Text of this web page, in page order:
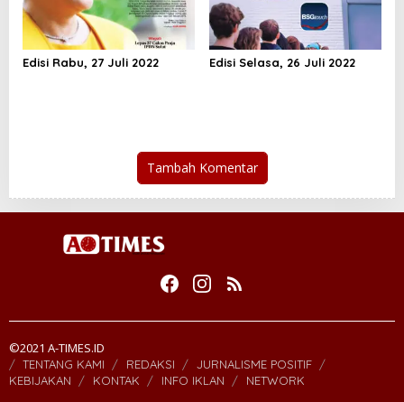
Edisi Rabu, 27 Juli 2022 Edisi Selasa, 26 Juli 2022
Tambah Komentar
©2021 A-TIMES.ID
TENTANG KAMI REDAKSI
JURNALISME POSITIF
KEBIJAKAN
KONTAK INFO IKLAN NETWORK